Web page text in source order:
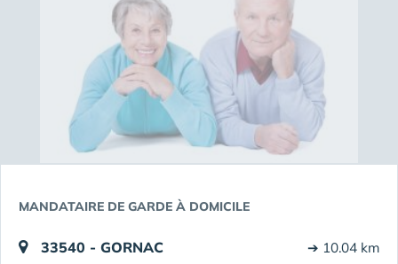
MANDATAIRE DE GARDE À DOMICILE
33540 - GORNAC ➔ 10.04 km